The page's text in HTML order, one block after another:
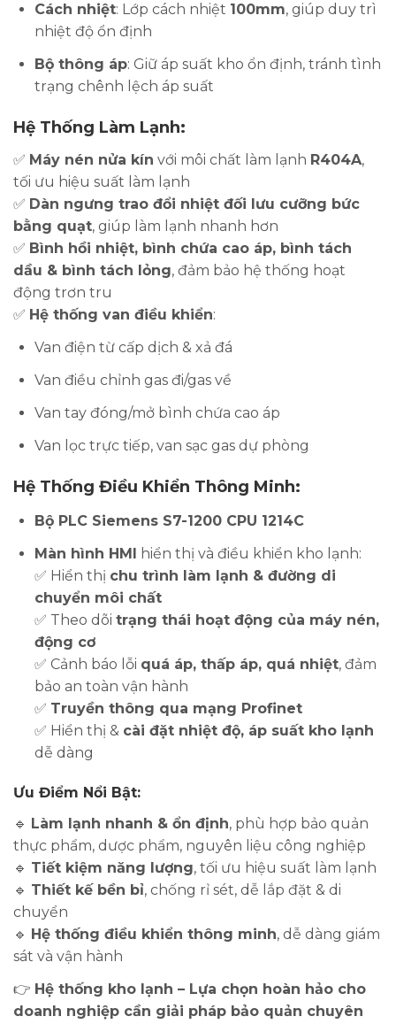
Cách nhiệt: Lớp cách nhiệt 100mm, giúp duy trì
nhiệt độ ổn định
Bộ thông áp: Giữ áp suất kho ổn định, tránh tình
trạng chênh lệch áp suất
Hệ Thống Làm Lạnh:
✅ Máy nén nửa kín với môi chất làm lạnh R404A,
tối ưu hiệu suất làm lạnh
✅ Dàn ngưng trao đổi nhiệt đối lưu cưỡng bức
bằng quạt, giúp làm lạnh nhanh hơn
✅ Bình hồi nhiệt, bình chứa cao áp, bình tách
dầu & bình tách lỏng, đảm bảo hệ thống hoạt
động trơn tru
✅ Hệ thống van điều khiển:
Van điện từ cấp dịch & xả đá
Van điều chỉnh gas đi/gas về
Van tay đóng/mở bình chứa cao áp
Van lọc trực tiếp, van sạc gas dự phòng
Hệ Thống Điều Khiển Thông Minh:
Bộ PLC Siemens S7-1200 CPU 1214C
Màn hình HMI
hiển thị và điều khiển kho lạnh:
✅ Hiển thị chu trình làm lạnh & đường di
chuyển môi chất
✅ Theo dõi trạng thái hoạt động của máy nén,
động cơ
✅ Cảnh báo lỗi quá áp, thấp áp, quá nhiệt, đảm
bảo an toàn vận hành
✅ Truyền thông qua mạng Profinet
✅ Hiển thị & cài đặt nhiệt độ, áp suất kho lạnh
dễ dàng
Ưu Điểm Nổi Bật:
🔹 Làm lạnh nhanh & ổn định, phù hợp bảo quản
thực phẩm, dược phẩm, nguyên liệu công nghiệp
🔹 Tiết kiệm năng lượng, tối ưu hiệu suất làm lạnh
🔹 Thiết kế bền bỉ, chống rỉ sét, dễ lắp đặt & di
chuyển
🔹 Hệ thống điều khiển thông minh, dễ dàng giám
sát và vận hành
👉 Hệ thống kho lạnh – Lựa chọn hoàn hảo cho
doanh nghiệp cần giải pháp bảo quản chuyên